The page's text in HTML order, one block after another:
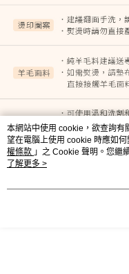
本網站中使用 cookie，欲查詢有
望在電腦上使用 cookie 時應如
權條款 」之 Cookie 聲明。您繼
用條款之 Cookie 聲明使用 cookie
了解更多 >